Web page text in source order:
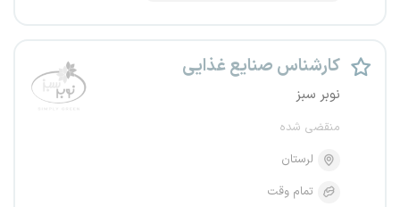
کارشناس صنایع غذایی
نوبر سبز
منقضی شده
لرستان
تمام وقت